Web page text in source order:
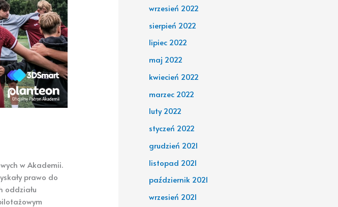
w Akademii.
prawo do
oddziału
wrzesień 2022
sierpień 2022
lipiec 2022
maj 2022
kwiecień 2022
marzec 2022
luty 2022
styczeń 2022
grudzień 2021
listopad 2021
październik 2021
wrzesień 2021